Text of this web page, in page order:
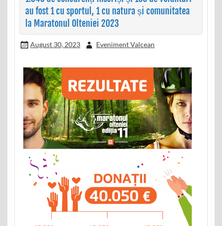
au fost 1 cu sportul, 1 cu natura și comunitatea
la Maratonul Olteniei 2023
August 30, 2023 Eveniment Valcean